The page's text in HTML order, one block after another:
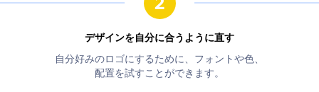
デザインを自分に合うように直す
自分好みのロゴにするために、フォントや色、
配置を試すことができます。